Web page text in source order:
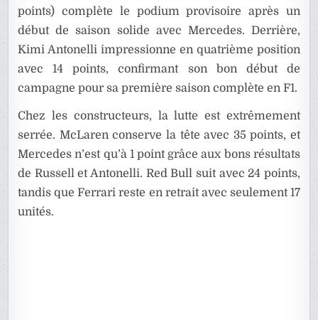
points) complète le podium provisoire après un
début de saison solide avec Mercedes. Derrière,
Kimi Antonelli impressionne en quatrième position
avec 14 points, confirmant son bon début de
campagne pour sa première saison complète en F1.
Chez les constructeurs, la lutte est extrêmement
serrée. McLaren conserve la tête avec 35 points, et
Mercedes n’est qu’à 1 point grâce aux bons résultats
de Russell et Antonelli. Red Bull suit avec 24 points,
tandis que Ferrari reste en retrait avec seulement 17
unités.